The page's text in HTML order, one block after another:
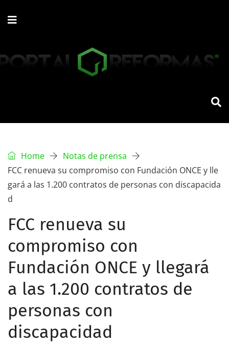
Home
Notas de prensa
FCC renueva su compromiso con Fundación ONCE y lle
gará a las 1.200 contratos de personas con discapacida
d
FCC renueva su
compromiso con
Fundación ONCE y llegará
a las 1.200 contratos de
personas con
discapacidad